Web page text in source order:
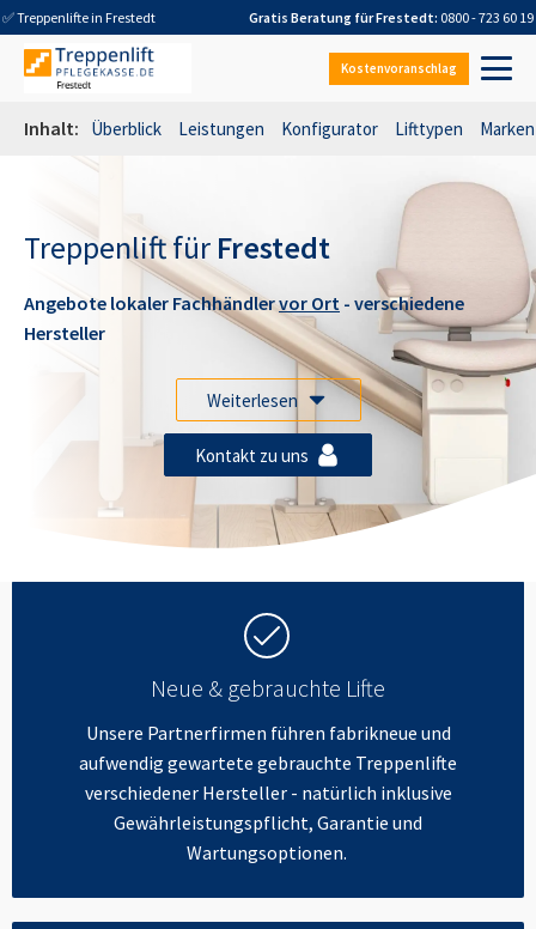
✅ Treppenlifte in Frestedt Gratis Beratung fürFrestedt: 0800 - 723 60 19
Kostenvoranschlag
Inhalt: Überblick Leistungen Konfigurator Lifttypen Marken
Treppenlift für Frestedt
Angebote lokaler Fachhändlervor Ort - verschiedene
Hersteller
Weiterlesen
Kontakt zu uns
Neue & gebrauchte Lifte
Unsere Partnerfirmen führen fabrikneue und
aufwendig gewartete gebrauchte Treppenlifte
verschiedener Hersteller - natürlich inklusive
Gewährleistungspflicht, Garantie und
Wartungsoptionen.